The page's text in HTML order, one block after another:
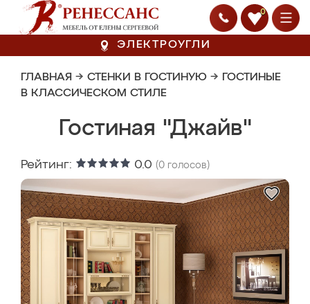
0
ЭЛЕКТРОУГЛИ
ГЛАВНАЯ → СТЕНКИ В ГОСТИНУЮ → ГОСТИНЫЕ
В КЛАССИЧЕСКОМ СТИЛЕ
Гостиная "Джайв"
Рейтинг: 0.0 (0 голосов)